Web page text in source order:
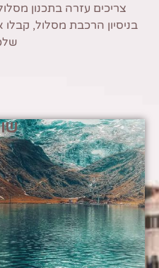
צריכים עזרה בתכנון
בניסיון הרכבת מסלול, קבלו